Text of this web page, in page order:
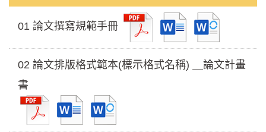
01 論文撰寫規範手冊
02 論文排版格式範本(標示格式名稱) ＿論文計畫
書